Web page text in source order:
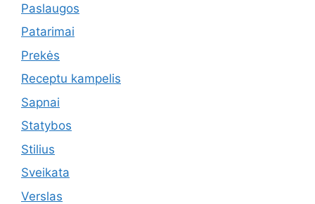
Paslaugos
Patarimai
Prekės
Receptu kampelis
Sapnai
Statybos
Stilius
Sveikata
Verslas